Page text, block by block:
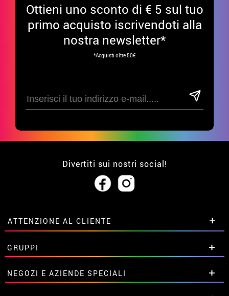
Ottieni uno sconto di € 5 sul tuo
primo acquisto iscrivendoti alla
nostra newsletter*
*Acquisti oltre 50€
Divertiti sui nostri social!
ATTENZIONE AL CLIENTE
• Su di noi
• Condizioni di vendita
• Avviso legale privacy
• Attenzione al cliente
GRUPPI
Sconti speciali per gruppi.
Contattaci qui
NEGOZI E AZIENDE SPECIALI